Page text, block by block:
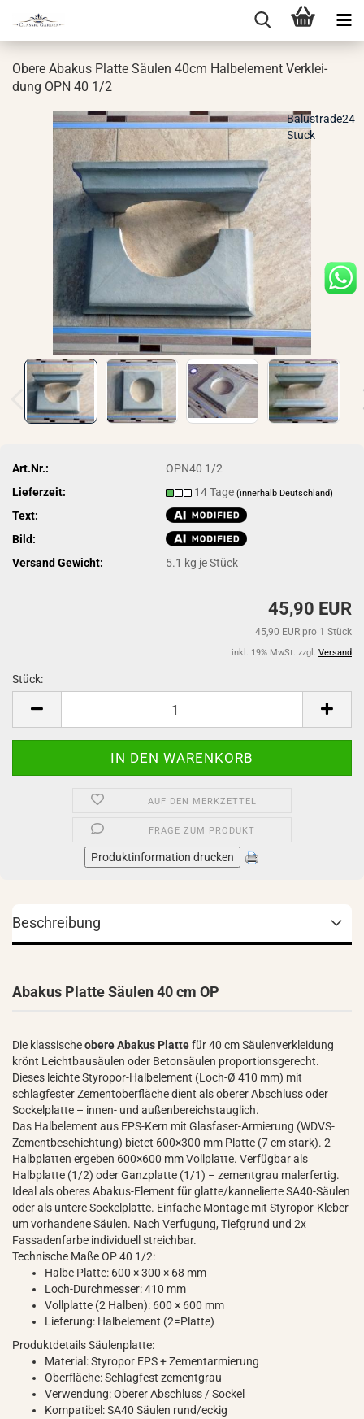
Obere Aba­kus Plat­te Säu­len 40cm Halb­ele­ment Ver­klei­
dung OPN 40 1/2
Balustrade24
Stuck
Art.Nr.:
OPN40 1/2
Lieferzeit:
14 Tage(innerhalb Deutschland)
Text:
Bild:
Versand Gewicht:
5.1 kg je Stück
45,90 EUR
45,90 EUR pro 1 Stück
inkl. 19% MwSt. zzgl. Versand
Stück:
AUF DEN MERKZETTEL
FRAGE ZUM PRODUKT
Produktinformation drucken
Beschreibung
Abakus Platte Säulen 40 cm OP
Die klassischeobere Abakus Plattefür 40 cm Säulenverkleidung
krönt Leichtbausäulen oder Betonsäulen proportionsgerecht.
Dieses leichte Styropor-Halbelement (Loch-Ø 410 mm) mit
schlagfester Zementoberfläche dient als oberer Abschluss oder
Sockelplatte – innen- und außenbereichstauglich.
Das Halbelement aus EPS-Kern mit Glasfaser-Armierung (WDVS-
Zementbeschichtung) bietet 600×300 mm Platte (7 cm stark). 2
Halbplatten ergeben 600×600 mm Vollplatte. Verfügbar als
Halbplatte (1/2) oder Ganzplatte (1/1) – zementgrau malerfertig.
Ideal als oberes Abakus-Element für glatte/kannelierte SA40-Säulen
oder als untere Sockelplatte. Einfache Montage mit Styropor-Kleber
um vorhandene Säulen. Nach Verfugung, Tiefgrund und 2x
Fassadenfarbe individuell streichbar.
Technische Maße OP 40 1/2:
Halbe Platte: 600 × 300 × 68 mm
Loch-Durchmesser: 410 mm
Vollplatte (2 Halben): 600 × 600 mm
Lieferung: Halbelement (2=Platte)
Produktdetails Säulenplatte:
Material: Styropor EPS + Zementarmierung
Oberfläche: Schlagfest zementgrau
Verwendung: Oberer Abschluss / Sockel
Kompatibel: SA40 Säulen rund/eckig